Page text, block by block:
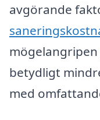
avgörande
betydligt
med